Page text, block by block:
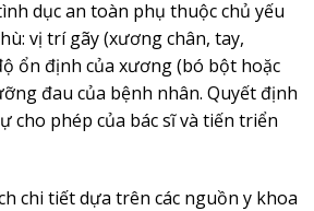
dục an toàn phụ thuộc chủ yếu
vị trí gãy (xương chân, tay,
ổn định của xương (bó bột hoặc
đau của bệnh nhân. Quyết định
cho phép của bác sĩ và tiến triển
chi tiết dựa trên các nguồn y khoa